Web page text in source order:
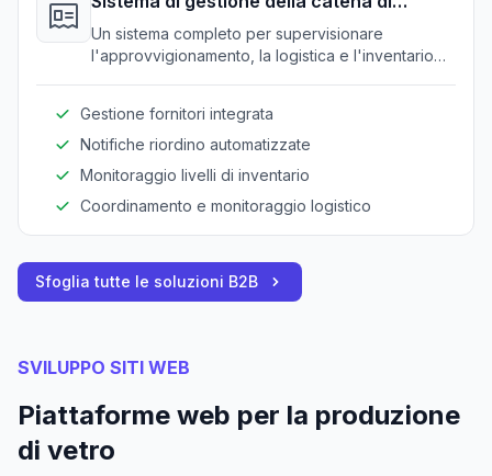
fornitura
Un sistema completo per supervisionare
l'approvvigionamento, la logistica e l'inventario
Gestione fornitori integrata
Notifiche riordino automatizzate
Monitoraggio livelli di inventario
Coordinamento e monitoraggio logistico
Sfoglia tutte le soluzioni B2B
SVILUPPO SITI WEB
Piattaforme web per la produzione
di vetro